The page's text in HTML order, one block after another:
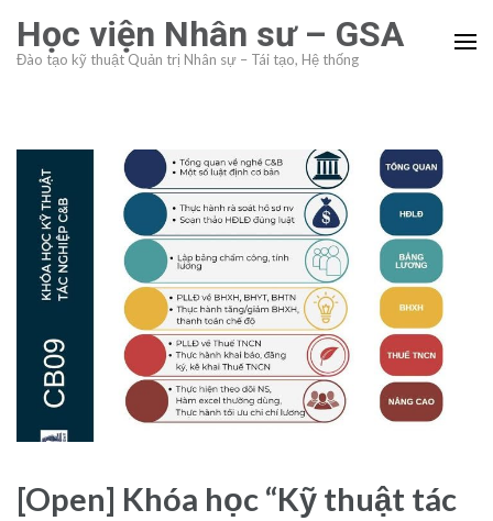
content
Học viện Nhân sư – GSA
Đào tạo kỹ thuật Quản trị Nhân sự – Tái tạo, Hệ thống
[Open] Khóa học “Kỹ thuật tác